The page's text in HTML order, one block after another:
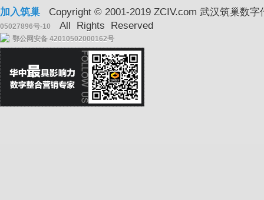
加入筑巢
Copyright © 2001-2019 ZCIV.com 武汉筑巢数
05027896号-10 All Rights Reserved
鄂公网安备 42010502000162号